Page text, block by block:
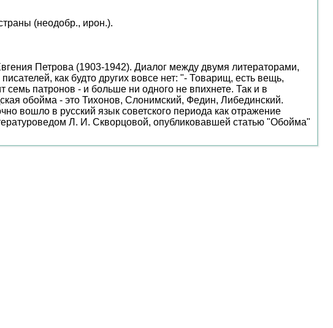
(неодобр., ирон.).
Петрова (1903-1942). Диалог между двумя литераторами,
как будто других вовсе нет: "- Товарищ, есть вещь,
семь патронов - и больше ни одного не впихнете. Так и в
обойма - это Тихонов, Слонимский, Федин, Либединский.
вошло в русский язык советского периода как отражение
Л. И. Скворцовой, опубликовавшей статью "Обойма"